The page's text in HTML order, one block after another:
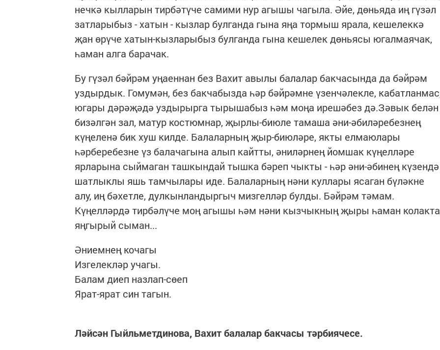
нечкә кылларын тирбәтүче самими нур агышы чагыла. Әйе, дөньяда иң гүзәл
затларыбыз - хатын - кызлар булганда гына яңа тормыш ярала, кешелеккә
җан өрүче хатын-кызларыбыз булганда гына кешелек дөньясы югалмаячак,
һаман алга барачак.
Бу гүзәл бәйрәм уңаеннан без Вахит авылы балалар бакчасында да бәйрәм
уздырдык. Гомумән, без бакчабызда һәр бәйрәмне үзенчәлекле,
югары дәрәҗәдә уздырырга тырышабыз һәм моңа ирешәбез дә.Зәвык белән
бизәлгән зал, матур костюмнар, җырлы-биюле тамаша әни-әбиләребезнең
күңеленә бик хуш килде. Балаларның җыр-биюләре, якты елмаюлары
һәрберебезне үз балачагына алып кайтты, әниләрнең йомшак күңелләре
ярларына сыймаган ташкындай тышка бәреп чыкты - һәр әни-әбинең күзендә
шатлыклы яшь тамчылары иде. Балаларның нәни куллары ясаган бүләкне
алу, иң бәхетле, дулкынландыргыч мизгелләр булды. Бәйрәм тәмам.
Күңелләрдә тирбәлүче моң агышы һәм нәни кызчыкның җыры һаман колакта
яңгырый сыман...
Әниемнең кочагы
Изгелекләр учагы.
Балам диеп назлап-сөеп
Ярат-ярат син тагын.
Ләйсән Гыйльметдинова, Вахит балалар бакчасы тәрбиячесе.